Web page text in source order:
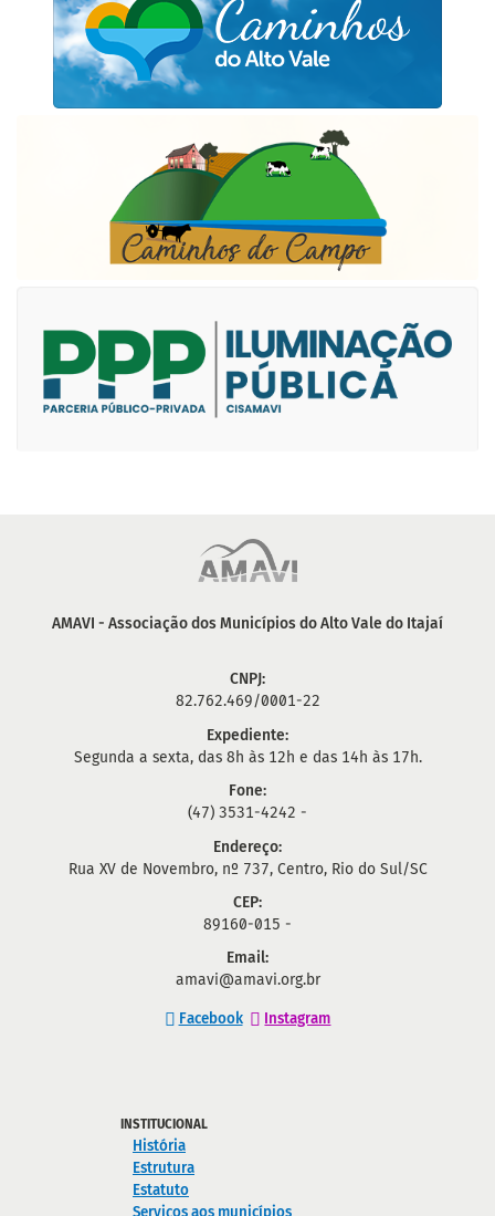
AMAVI - Associação dos Municípios do Alto Vale do Itajaí
CNPJ:
82.762.469/0001-22
Expediente:
Segunda a sexta, das 8h às 12h e das 14h às 17h.
Fone:
(47) 3531-4242 -
Endereço:
Rua XV de Novembro, nº 737, Centro, Rio do Sul/SC
CEP:
89160-015 -
Email:
amavi@amavi.org.br
Facebook Instagram
INSTITUCIONAL
História
Estrutura
Estatuto
Serviços aos municípios